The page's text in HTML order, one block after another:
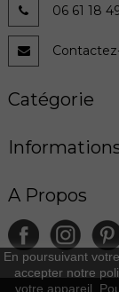
06 61 18
Catégorie
A Propos
En poursuivant
accepter notre
votre appareil.